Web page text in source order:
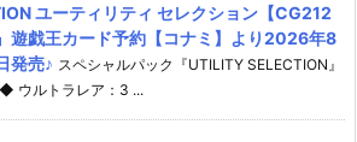
ユーティリティ セレクション【CG212
遊戯王カード予約【コナミ】より2026年8
発売♪ スペシャルパック『UTILITY SELECTION』
ウルトラレア：3 ...